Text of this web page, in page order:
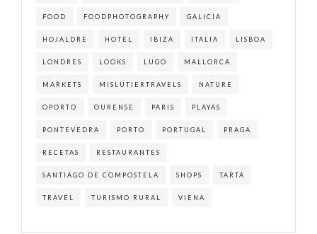
FOOD FOODPHOTOGRAPHY GALICIA
HOJALDRE HOTEL IBIZA ITALIA LISBOA
LONDRES LOOKS LUGO MALLORCA
MARKETS MISLUTIERTRAVELS NATURE
OPORTO OURENSE PARIS PLAYAS
PONTEVEDRA PORTO PORTUGAL PRAGA
RECETAS RESTAURANTES
SANTIAGO DE COMPOSTELA SHOPS TARTA
TRAVEL TURISMO RURAL VIENA